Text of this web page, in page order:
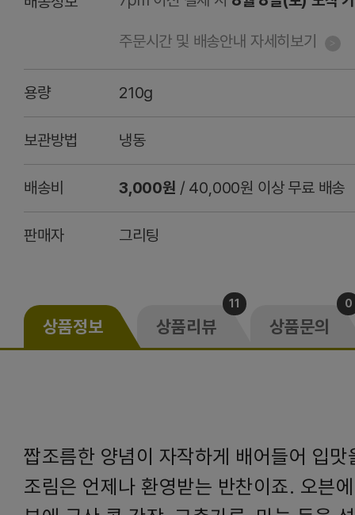
주문시간 및 배송안내 자세히보기
용량 210g
보관방법 냉동
배송비 3,000원 / 40,000원 이상 무료 배송
판매자 그리팅
상품정보 상품리뷰
11
상품문의
0
짭조름한 양념이 자작하게 배어들어 입맛
조림은 언제나 환영받는 반찬이죠. 오븐